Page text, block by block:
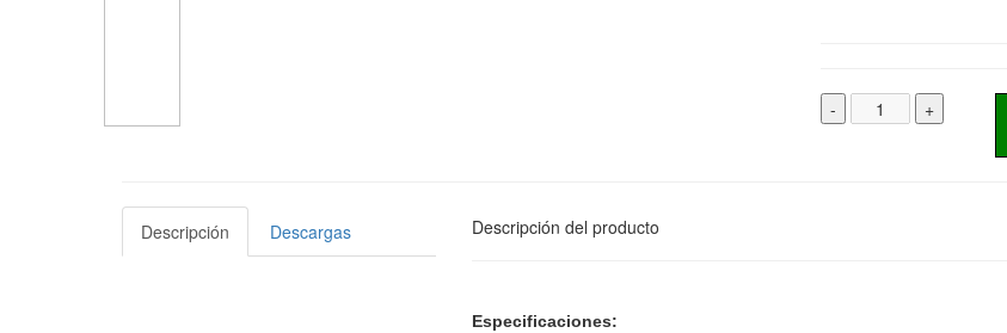
- +
Descripción Descargas Descripción del producto
Especificaciones: